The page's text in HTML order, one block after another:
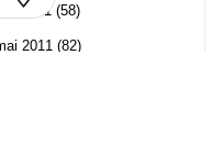
juin 2011(58)
2011 (82)